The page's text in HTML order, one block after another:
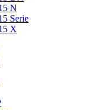
N
Serie
X